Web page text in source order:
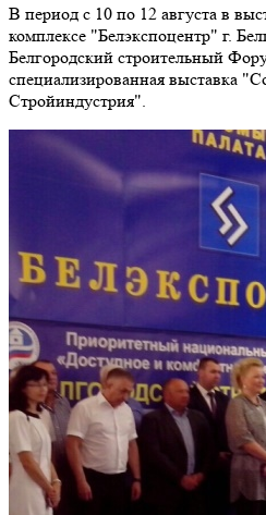
В период с 10 по 12 августа в
комплексе "Белэкспоцентр" г.
Белгородский строительный
специализированная выставка
Стройиндустрия".